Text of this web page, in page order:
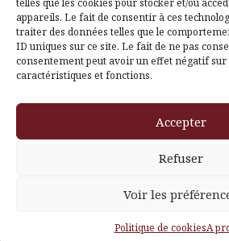
telles que les cookies pour stocker et/ou
appareils. Le fait de consentir à ces
traiter des données telles que le
ID uniques sur ce site. Le fait de ne pas
consentement peut avoir un effet négatif
caractéristiques et fonctions.
Accepter
Refuser
Voir les
Politique de cookiesA
Themeisle